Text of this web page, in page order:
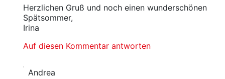
Herzlichen Gruß und noch einen wunderschönen
Spätsommer,
Irina
Auf diesen Kommentar antworten
Andrea